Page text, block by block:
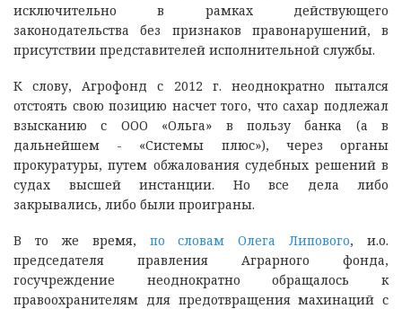
исключительно в рамках действующего
законодательства без признаков правонарушений, в
присутствии представителей исполнительной службы.
К слову, Агрофонд с 2012 г. неоднократно пытался
отстоять свою позицию насчет того, что сахар подлежал
взысканию с ООО «Ольга» в пользу банка (а в
дальнейшем - «Системы плюс»), через органы
прокуратуры, путем обжалования судебных решений в
судах высшей инстанции. Но все дела либо
закрывались, либо были проиграны.
В то же время, по словам Олега Липового, и.о.
председателя правления Аграрного фонда,
госучреждение неоднократно обращалось к
правоохранителям для предотвращения махинаций с